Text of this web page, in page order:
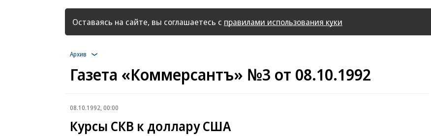
страница
Оставаясь на сайте, вы соглашаетесь с правилами использования куки
Архив
Газета «Коммерсантъ» №3 от 08.10.1992
08.10.1992, 00:00
Курсы СКВ к доллару США